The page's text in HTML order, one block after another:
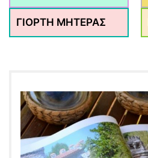
ΓΙΟΡΤΗ ΜΗΤΕΡΑΣ